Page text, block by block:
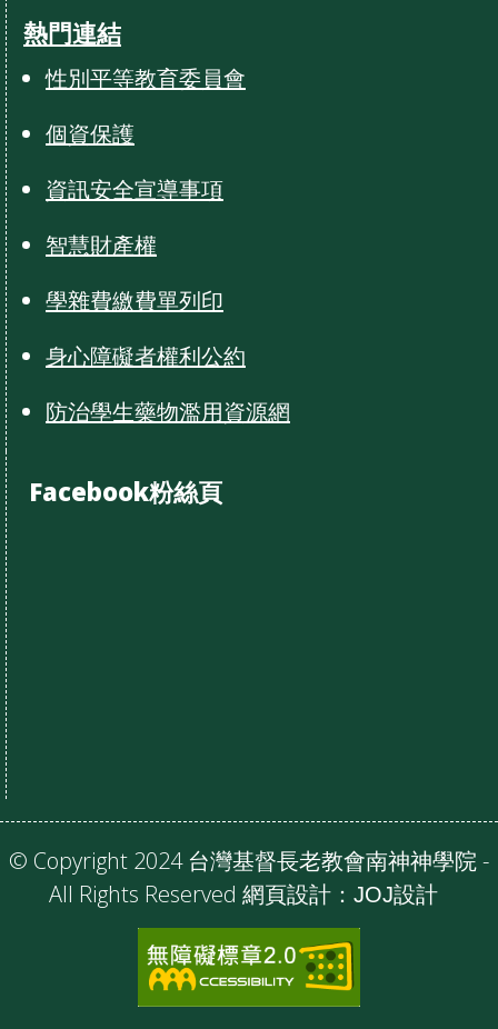
熱門連結
性別平等教育委員會
個資保護
資訊安全宣導事項
智慧財產權
學雜費繳費單列印
身心障礙者權利公約
防治學生藥物濫用資源網
Facebook粉絲頁
© Copyright 2024 台灣基督長老教會南神神學院 -
All Rights Reserved 網頁設計： JOJ設計